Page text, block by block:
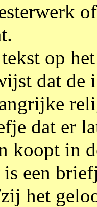
op
dat de
dat er
koopt in
een
het